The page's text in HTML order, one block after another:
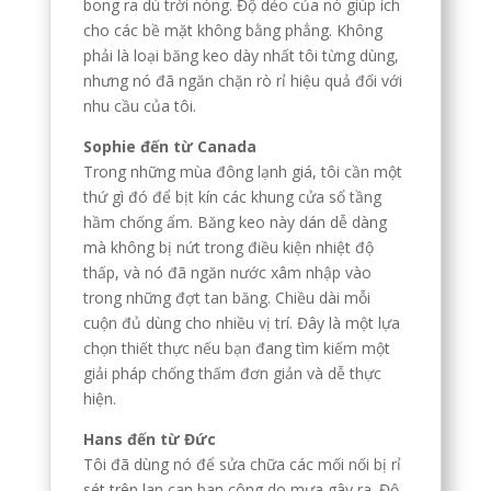
bong ra dù trời nóng. Độ dẻo của nó giúp ích
cho các bề mặt không bằng phẳng. Không
phải là loại băng keo dày nhất tôi từng dùng,
nhưng nó đã ngăn chặn rò rỉ hiệu quả đối với
nhu cầu của tôi.
Sophie đến từ Canada
Trong những mùa đông lạnh giá, tôi cần một
thứ gì đó để bịt kín các khung cửa sổ tầng
hầm chống ẩm. Băng keo này dán dễ dàng
mà không bị nứt trong điều kiện nhiệt độ
thấp, và nó đã ngăn nước xâm nhập vào
trong những đợt tan băng. Chiều dài mỗi
cuộn đủ dùng cho nhiều vị trí. Đây là một lựa
chọn thiết thực nếu bạn đang tìm kiếm một
giải pháp chống thấm đơn giản và dễ thực
hiện.
Hans đến từ Đức
Tôi đã dùng nó để sửa chữa các mối nối bị rỉ